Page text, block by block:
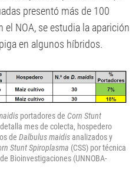
presentó más de 100
NOA, se estudia la aparición
en algunos híbridos.
portadores de Corn Stunt
mes de colecta, hospedero
de Dalbulus maidis analizados y
Stunt Spiroplasma (CSS) por técnica
Bioinvestigaciones (UNNOBA-